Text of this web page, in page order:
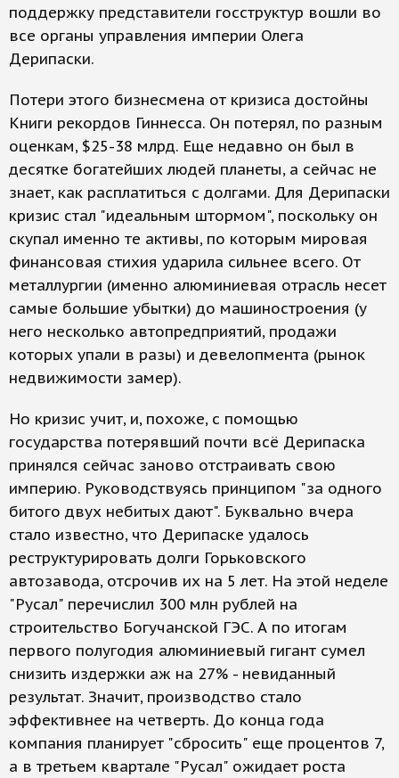
поддержку представители госструктур вошли во
все органы управления империи Олега
Дерипаски.
Потери этого бизнесмена от кризиса достойны
Книги рекордов Гиннесса. Он потерял, по разным
оценкам, $25-38 млрд. Еще недавно он был в
десятке богатейших людей планеты, а сейчас не
знает, как расплатиться с долгами. Для Дерипаски
кризис стал "идеальным штормом", поскольку он
скупал именно те активы, по которым мировая
финансовая стихия ударила сильнее всего. От
металлургии (именно алюминиевая отрасль несет
самые большие убытки) до машиностроения (у
него несколько автопредприятий, продажи
которых упали в разы) и девелопмента (рынок
недвижимости замер).
Но кризис учит, и, похоже, с помощью
государства потерявший почти всё Дерипаска
принялся сейчас заново отстраивать свою
империю. Руководствуясь принципом "за одного
битого двух небитых дают". Буквально вчера
стало известно, что Дерипаске удалось
реструктурировать долги Горьковского
автозавода, отсрочив их на 5 лет. На этой неделе
"Русал" перечислил 300 млн рублей на
строительство Богучанской ГЭС. А по итогам
первого полугодия алюминиевый гигант сумел
снизить издержки аж на 27% - невиданный
результат. Значит, производство стало
эффективнее на четверть. До конца года
компания планирует "сбросить" еще процентов 7,
а в третьем квартале "Русал" ожидает роста